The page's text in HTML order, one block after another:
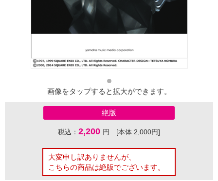
画像をタップすると拡大ができます。
絶版
税込： 2,200 円 [本体 2,000円]
大変申し訳ありませんが、
こちらの商品は絶版でございます。